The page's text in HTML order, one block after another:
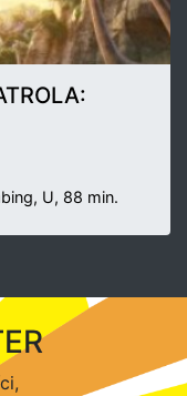
U, 88 min.